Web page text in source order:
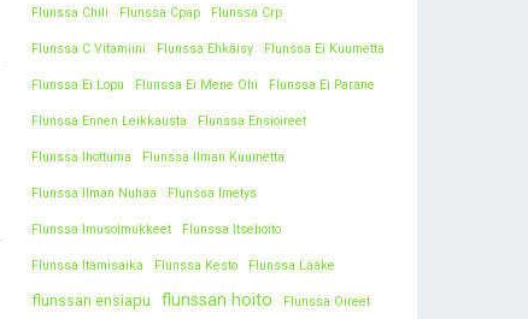
Flunssa Chili Flunssa Cpap Flunssa Crp
Flunssa C Vitamiini Flunssa Ehkäisy Flunssa Ei Kuumetta
Flunssa Ei Lopu Flunssa Ei Mene Ohi Flunssa Ei Parane
Flunssa Ennen Leikkausta Flunssa Ensioireet
Flunssa Ihottuma Flunssa Ilman Kuumetta
Flunssa Ilman Nuhaa Flunssa Imetys
Flunssa Imusolmukkeet Flunssa Itsehoito
Flunssa Itämisaika Flunssa Kesto Flunssa Lääke
flunssan ensiapu flunssan hoito Flunssa Oireet